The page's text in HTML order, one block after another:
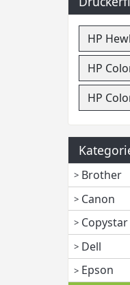
Brother
Canon
Copystar
Dell
Epson